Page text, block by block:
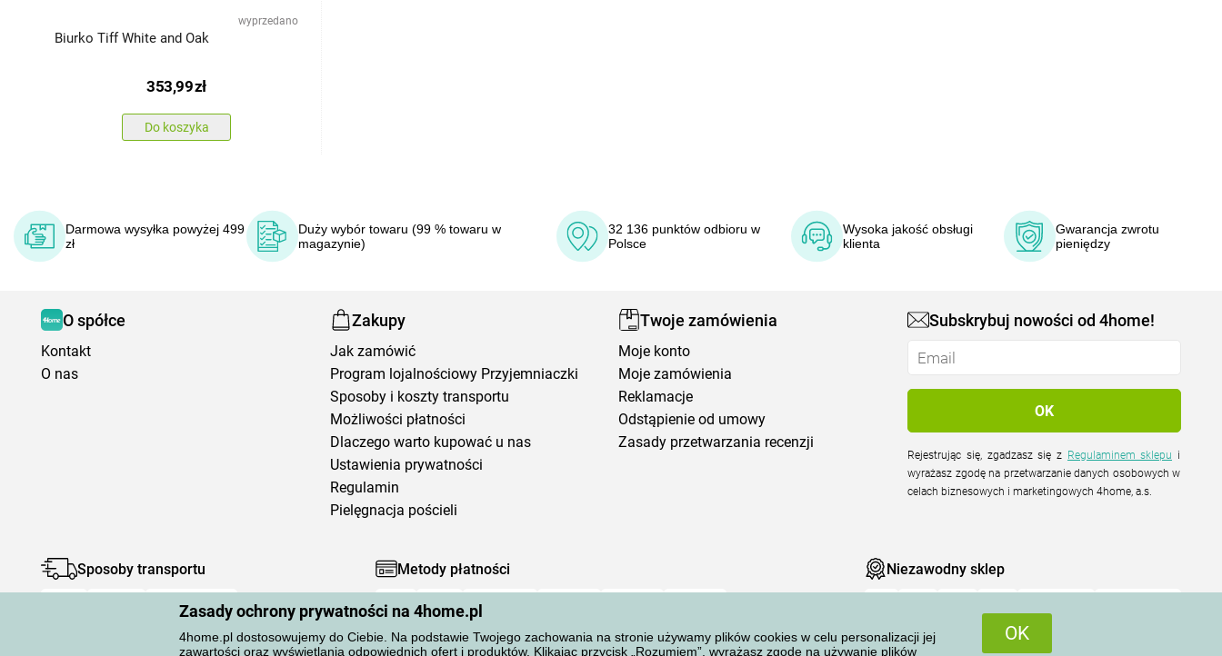
Zasady ochrony prywatności na 4home.pl
4home.pl dostosowujemy do Ciebie. Na podstawie Twojego zachowania na stronie używamy plików cookies w celu personalizacji jej
zawartości oraz wyświetlania odpowiednich ofert i produktów. Klikając przycisk „Rozumiem”, wyrażasz zgodę na używanie plików
OK
wyprzedano
Biurko Tiff White and Oak
353,99zł
Do koszyka
Darmowa wysyłka powyżej 499
zł
Duży wybór towaru (99 % towaru w
magazynie)
32 136 punktów odbioru w
Polsce
Wysoka jakość obsługi
klienta
Gwarancja zwrotu
pieniędzy
O spółce
Kontakt
O nas
Zakupy
Jak zamówić
Program lojalnościowy Przyjemniaczki
Sposoby i koszty transportu
Możliwości płatności
Dlaczego warto kupować u nas
Ustawienia prywatności
Regulamin
Pielęgnacja pościeli
Twoje zamówienia
Moje konto
Moje zamówienia
Reklamacje
Odstąpienie od umowy
Zasady przetwarzania recenzji
Subskrybuj nowości od 4home!
Rejestrując się, zgadzasz się z Regulaminem sklepu
wyrażasz zgodę na przetwarzanie danych osobowych w
celach biznesowych i marketingowych 4home, a.s.
Sposoby transportu Metody płatności Niezawodny sklep